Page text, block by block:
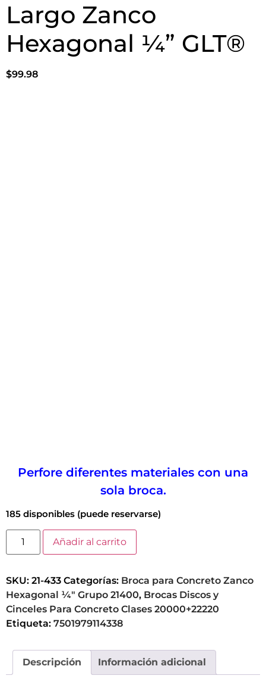
Largo Zanco
Hexagonal ¼” GLT®
$99.98
Perfore diferentes materiales con una
sola broca.
185 disponibles (puede reservarse)
Añadir al carrito
SKU: 21-433 Categorías: Broca para Concreto Zanco
Hexagonal ¼" Grupo 21400, Brocas Discos y
Cinceles Para Concreto Clases 20000+22220
Etiqueta: 7501979114338
Descripción Información adicional